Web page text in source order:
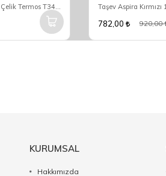
Taşev Aspira Krem 1.5 Litre Çelik Termos T3466
782,00 920,00
KURUMSAL
Hakkımızda